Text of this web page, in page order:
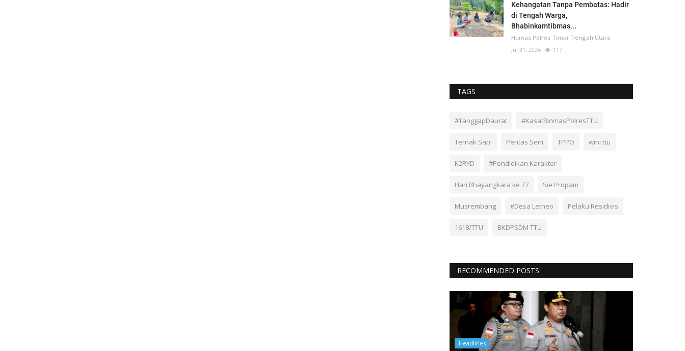
Kehangatan Tanpa Pembatas: Hadir
di Tengah Warga,
Bhabinkamtibmas...
Humas Polres Timor Tengah Utara
Jul 31, 2026
117
TAGS
#TanggapDaurat #KasatBinmasPolresTTU
Ternak Sapi Pentas Seni TPPO wini ttu
K2RYD #Pendidikan Karakter
Hari Bhayangkara ke 77 Sie Propam
Musrembang #Desa Letneo Pelaku Residivis
1618/TTU BKDPSDM TTU
RECOMMENDED POSTS
Headlines